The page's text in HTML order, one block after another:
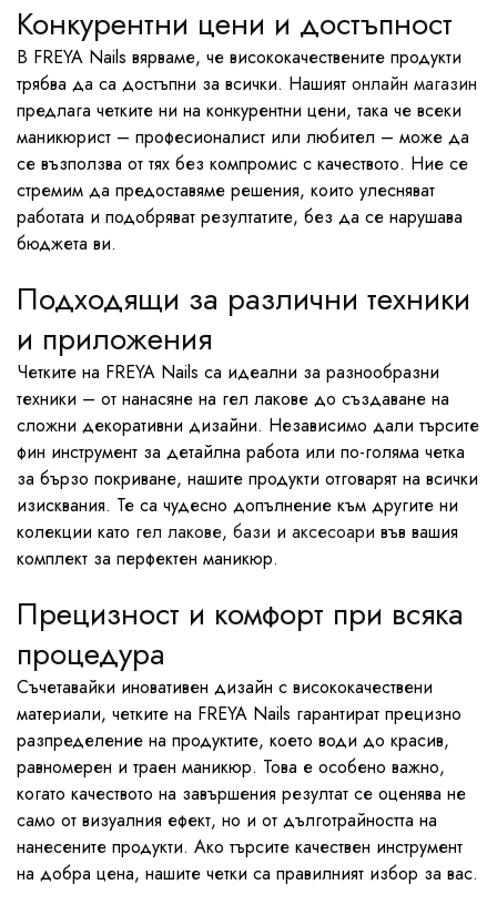
Конкурентни цени и достъпност
В FREYA Nails вярваме, че висококачествените продукти
трябва да са достъпни за всички. Нашият онлайн магазин
предлага четките ни на конкурентни цени, така че всеки
маникюрист – професионалист или любител – може да
се възползва от тях без компромис с качеството. Ние се
стремим да предоставяме решения, които улесняват
работата и подобряват резултатите, без да се нарушава
бюджета ви.
Подходящи за различни техники
и приложения
Четките на FREYA Nails са идеални за разнообразни
техники – от нанасяне на гел лакове до създаване на
сложни декоративни дизайни. Независимо дали търсите
фин инструмент за детайлна работа или по-голяма четка
за бързо покриване, нашите продукти отговарят на всички
изисквания. Те са чудесно допълнение към другите ни
колекции като гел лакове, бази и аксесоари във вашия
комплект за перфектен маникюр.
Прецизност и комфорт при всяка
процедура
Съчетавайки иновативен дизайн с висококачествени
материали, четките на FREYA Nails гарантират прецизно
разпределение на продуктите, което води до красив,
равномерен и траен маникюр. Това е особено важно,
когато качеството на завършения резултат се оценява не
само от визуалния ефект, но и от дълготрайността на
нанесените продукти. Ако търсите качествен инструмент
на добра цена, нашите четки са правилният избор за вас.